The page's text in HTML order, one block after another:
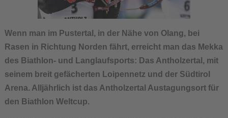
Wenn man im Pustertal, in der Nähe von Olang, bei
Rasen in Richtung Norden fährt, erreicht man das Mekka
des Biathlon- und Langlaufsports: Das Antholzertal, mit
seinem breit gefächerten Loipennetz und der Südtirol
Arena. Alljährlich ist das Antholzertal Austagungsort für
den Biathlon Weltcup.